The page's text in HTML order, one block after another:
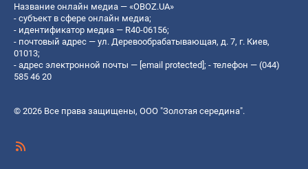
Название онлайн медиа — «OBOZ.UA»
- субъект в сфере онлайн медиа;
- идентификатор медиа — R40-06156;
- почтовый адрес — ул. Деревообрабатывающая, д. 7, г. Киев,
01013;
- адрес электронной почты — [email protected]; - телефон — (044)
585 46 20
© 2026 Все права защищены, ООО "Золотая середина".